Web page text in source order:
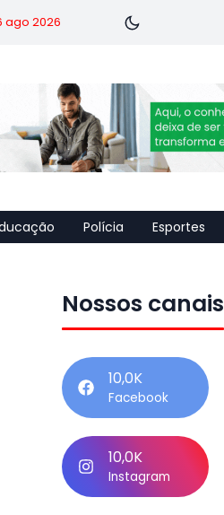
ago 2026
Polícia Esportes
Nossos canais
10,0K
Facebook
10,0K
Instagram